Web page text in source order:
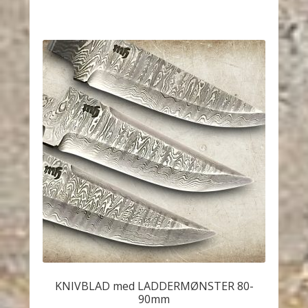
KNIVBLAD med LADDERMØNSTER 80-
90mm